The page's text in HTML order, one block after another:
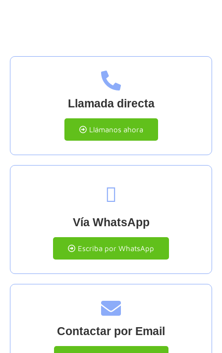
Llamada directa
Llámanos ahora
Vía WhatsApp
Escriba por WhatsApp
Contactar por Email